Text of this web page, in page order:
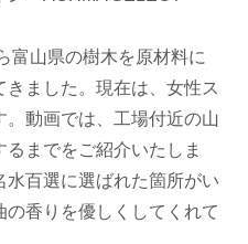
富山県の樹木を原材料に
ました。現在は、女性ス
。動画では、工場付近の山
までをご紹介いたしま
百選に選ばれた箇所がい
の香りを優しくしてくれて